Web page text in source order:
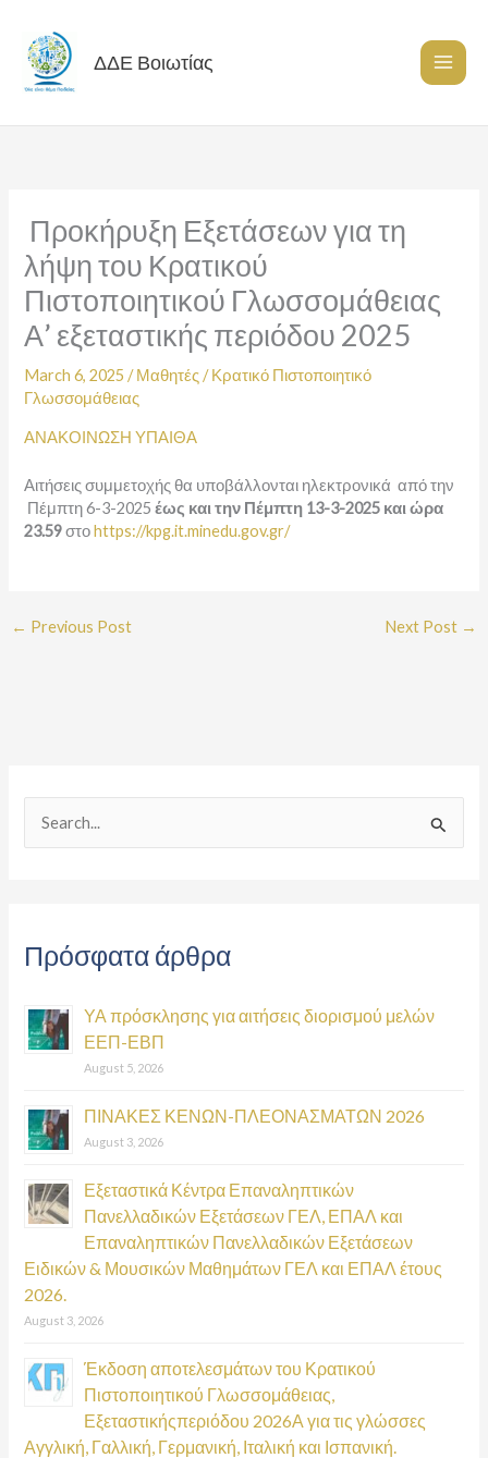
content
ΔΔΕ Βοιωτίας
Προκήρυξη Εξετάσεων για τη
λήψη του Κρατικού
Πιστοποιητικού Γλωσσομάθειας
Α’ εξεταστικής περιόδου 2025
March 6, 2025/Μαθητές/Κρατικό Πιστοποιητικό
Γλωσσομάθειας
ΑΝΑΚΟΙΝΩΣΗ ΥΠΑΙΘΑ
Αιτήσεις συμμετοχής θα υποβάλλονται ηλεκτρονικά από την
Πέμπτη 6-3-2025έως και την Πέμπτη 13-3-2025 και ώρα
23.59στοhttps://kpg.it.minedu.gov.gr/
← Previous Post Next Post →
c
f
o
Πρόσφατα άρθρα
ΥΑ πρόσκλησης για αιτήσεις διορισμού μελών
ΕΕΠ-ΕΒΠ
August 5, 2026
ΠΙΝΑΚΕΣ ΚΕΝΩΝ-ΠΛΕΟΝΑΣΜΑΤΩΝ 2026
August 3, 2026
Εξεταστικά Κέντρα Επαναληπτικών
Πανελλαδικών Εξετάσεων ΓΕΛ, ΕΠΑΛ και
Επαναληπτικών Πανελλαδικών Εξετάσεων
Ειδικών & Μουσικών Μαθημάτων ΓΕΛ και ΕΠΑΛ έτους
2026.
August 3, 2026
Έκδοση αποτελεσμάτων του Κρατικού
Πιστοποιητικού Γλωσσομάθειας,
Εξεταστικήςπεριόδου 2026Α για τις γλώσσες
Αγγλική, Γαλλική, Γερμανική, Ιταλική και Ισπανική.